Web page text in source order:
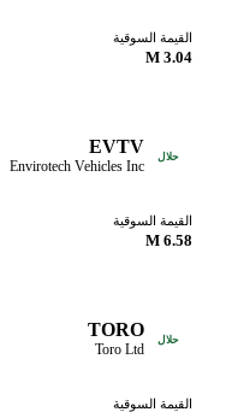
القيمة السوقية
3.04 M
حلال EVTV
Envirotech Vehicles Inc
القيمة السوقية
6.58 M
حلال TORO
Toro Ltd
القيمة السوقية